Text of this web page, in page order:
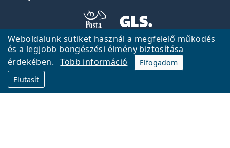
Weboldalunk sütiket használ a megfelelő működés
és a legjobb böngészési élmény biztosítása
érdekében.
Több információ
Elfogadom
Elutasít
Vissza a főoldalra
Fel
A Lentiamo.hu tulajdonosa és üzemeltetője a Lentiamo s.r.o.,